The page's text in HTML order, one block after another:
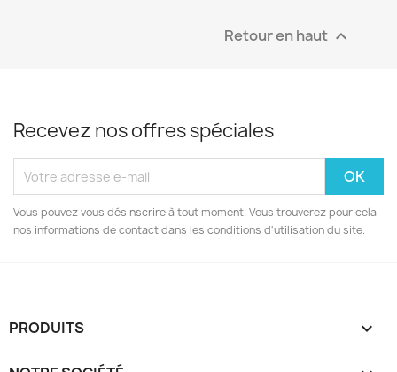
Retour en haut 
Recevez nos offres spéciales
Vous pouvez vous désinscrire à tout moment. Vous trouverez pour cela
nos informations de contact dans les conditions d'utilisation du site.
PRODUITS 